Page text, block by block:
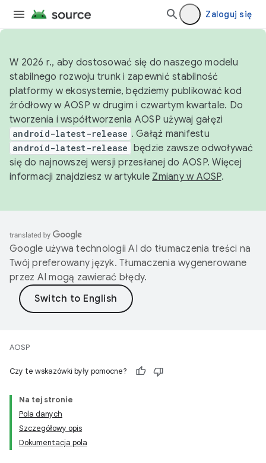
Zaloguj się
W 2026 r., aby dostosować się do naszego modelu
stabilnego rozwoju trunk i zapewnić stabilność
platformy w ekosystemie, będziemy publikować kod
źródłowy w AOSP w drugim i czwartym kwartale. Do
tworzenia i współtworzenia AOSP używaj gałęzi
android-latest-release . Gałąź manifestu
android-latest-release będzie zawsze odwoływać
się do najnowszej wersji przesłanej do AOSP. Więcej
informacji znajdziesz w artykule Zmiany w AOSP.
Google używa technologii AI do tłumaczenia treści na
Twój preferowany język. Tłumaczenia wygenerowane
przez AI mogą zawierać błędy.
AOSP
Czy te wskazówki były pomocne?
Na tej stronie
Pola danych
Szczegółowy opis
Dokumentacja pola